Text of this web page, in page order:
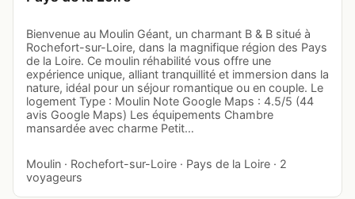
Bienvenue au Moulin Géant, un charmant B & B situé à
Rochefort-sur-Loire, dans la magnifique région des Pays
de la Loire. Ce moulin réhabilité vous offre une
expérience unique, alliant tranquillité et immersion dans la
nature, idéal pour un séjour romantique ou en couple. Le
logement Type : Moulin Note Google Maps : 4.5/5 (44
avis Google Maps) Les équipements Chambre
mansardée avec charme Petit…
Moulin · Rochefort-sur-Loire · Pays de la Loire · 2
voyageurs